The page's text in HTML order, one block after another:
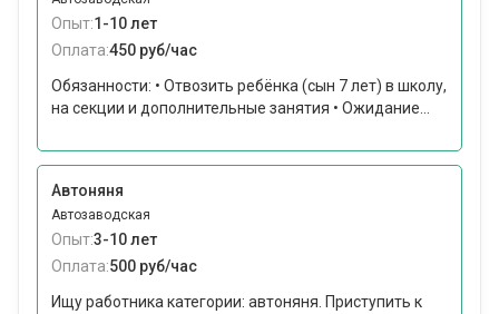
Опыт:1-10 лет
Оплата:450 руб/час
Обязанности: • Отвозить ребёнка (сын 7 лет) в школу,
на секции и дополнительные занятия • Ожидание...
Автоняня
Автозаводская
Опыт:3-10 лет
Оплата:500 руб/час
Ищу работника категории: автоняня. Приступить к